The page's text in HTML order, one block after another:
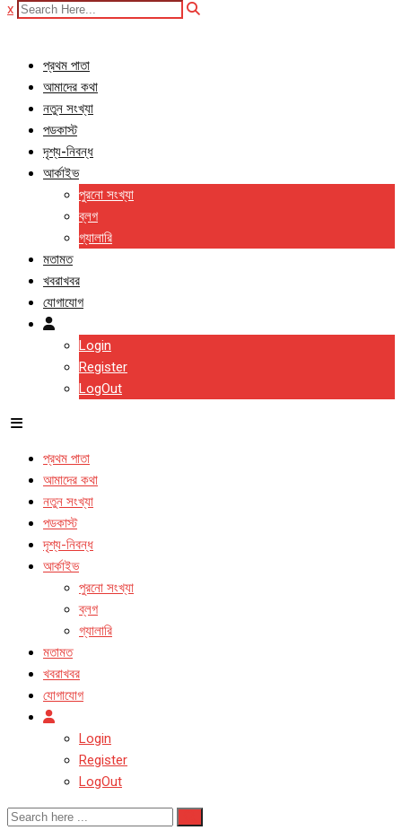
x
প্রথম পাতা
আমাদের কথা
নতুন সংখ্যা
পডকাস্ট
দৃশ্য-নিবন্ধ
আর্কাইভ
পুরনো সংখ্যা
ব্লগ
গ্যালারি
মতামত
খবরাখবর
যোগাযোগ
Login
Register
LogOut
প্রথম পাতা
আমাদের কথা
নতুন সংখ্যা
পডকাস্ট
দৃশ্য-নিবন্ধ
আর্কাইভ
পুরনো সংখ্যা
ব্লগ
গ্যালারি
মতামত
খবরাখবর
যোগাযোগ
Login
Register
LogOut